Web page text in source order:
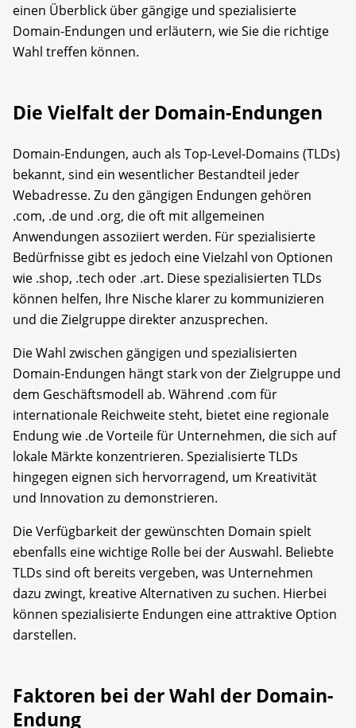
einen Überblick über gängige und spezialisierte
Domain-Endungen und erläutern, wie Sie die richtige
Wahl treffen können.
Die Vielfalt der Domain-Endungen
Domain-Endungen, auch als Top-Level-Domains (TLDs)
bekannt, sind ein wesentlicher Bestandteil jeder
Webadresse. Zu den gängigen Endungen gehören
.com, .de und .org, die oft mit allgemeinen
Anwendungen assoziiert werden. Für spezialisierte
Bedürfnisse gibt es jedoch eine Vielzahl von Optionen
wie .shop, .tech oder .art. Diese spezialisierten TLDs
können helfen, Ihre Nische klarer zu kommunizieren
und die Zielgruppe direkter anzusprechen.
Die Wahl zwischen gängigen und spezialisierten
Domain-Endungen hängt stark von der Zielgruppe und
dem Geschäftsmodell ab. Während .com für
internationale Reichweite steht, bietet eine regionale
Endung wie .de Vorteile für Unternehmen, die sich auf
lokale Märkte konzentrieren. Spezialisierte TLDs
hingegen eignen sich hervorragend, um Kreativität
und Innovation zu demonstrieren.
Die Verfügbarkeit der gewünschten Domain spielt
ebenfalls eine wichtige Rolle bei der Auswahl. Beliebte
TLDs sind oft bereits vergeben, was Unternehmen
dazu zwingt, kreative Alternativen zu suchen. Hierbei
können spezialisierte Endungen eine attraktive Option
darstellen.
Faktoren bei der Wahl der Domain-
Endung